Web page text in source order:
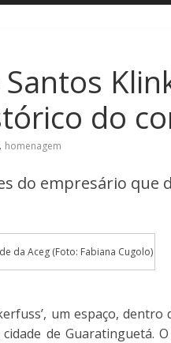
do
, homenagem
do empresário que
da Aceg (Foto: Fabiana Cugolo)
um espaço, dentro
de Guaratinguetá.